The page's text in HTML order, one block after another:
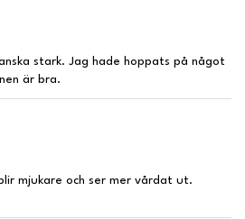
stark. Jag hade hoppats på något
är bra.
mjukare och ser mer vårdat ut.